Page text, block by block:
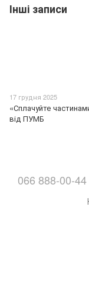
Інші записи
17 грудня 2025
«Сплачуйте
від ПУМБ
066 888-00-44